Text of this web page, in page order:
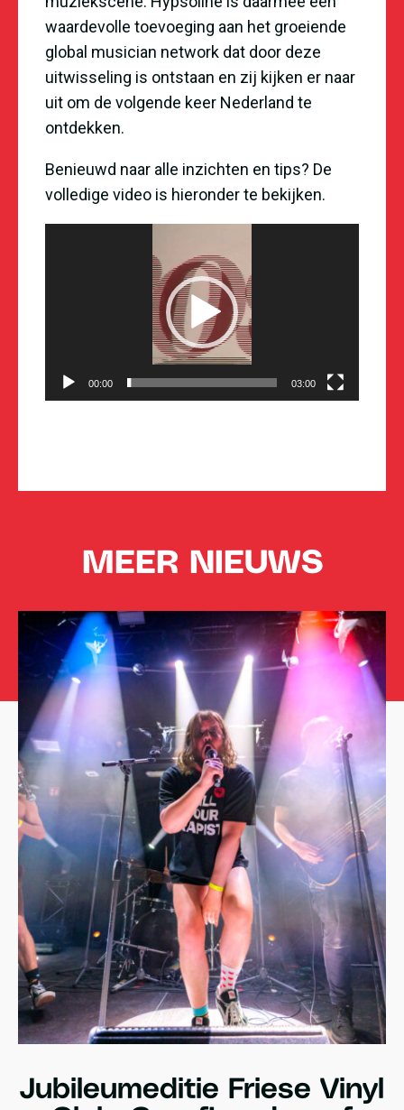
waardevolle toevoeging aan het groeiende
global musician network dat door deze
uitwisseling is ontstaan en zij kijken er naar
uit om de volgende keer Nederland te
ontdekken.
Benieuwd naar alle inzichten en tips? De
volledige video is hieronder te bekijken.
00:00 03:00
MEER NIEUWS
Jubileumeditie Friese Vinyl